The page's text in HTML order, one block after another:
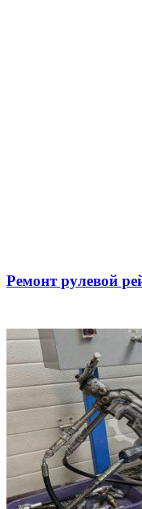
Ремонт рулевой